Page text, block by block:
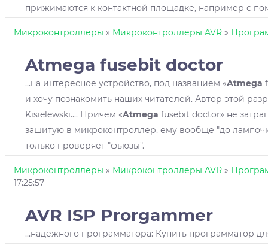
прижимаются к контактной площадке, например с
Микроконтроллеры » Микроконтроллеры AVR »
Atmega fusebit doctor
...на интересное устройство, под названием «Atmega
и хочу познакомить наших читателей. Автор этой
Kisielewski.... Причём «Atmega fusebit doctor» не
зашитую в микроконтроллер, ему вообще "до
только проверяет "фьюзы".
Микроконтроллеры » Микроконтроллеры AVR »
17:25:57
AVR ISP Prorgammer
...надежного программатора: Купить программатор